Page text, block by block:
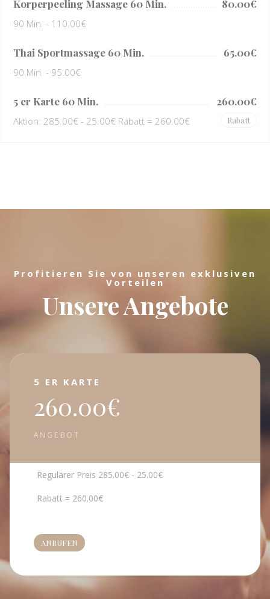
Korperpeeling Massage 60 Min. 80.00€
90 Min. - 110.00€
Thai Sportmassage 60 Min. 65.00€
90 Min. - 95.00€
5 er Karte 60 Min. 260.00€
Aktion: 285.00€ - 25.00€ Rabatt = 260.00€ Rabatt
Profitieren Sie von unseren exklusiven
Vorteilen
Unsere Angebote
5 ER KARTE
260.00€
ANGEBOT
Regulärer Preis 285.00€ - 25.00€
Rabatt = 260.00€
ANRUFEN